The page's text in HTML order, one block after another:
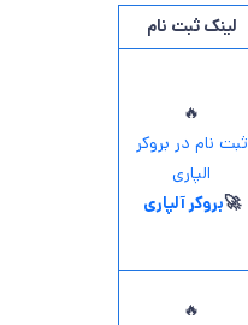
لینک ثبت نام
🔥
ثبت نام در بروکر
الپاری
🚀بروکر آلپاری
🔥